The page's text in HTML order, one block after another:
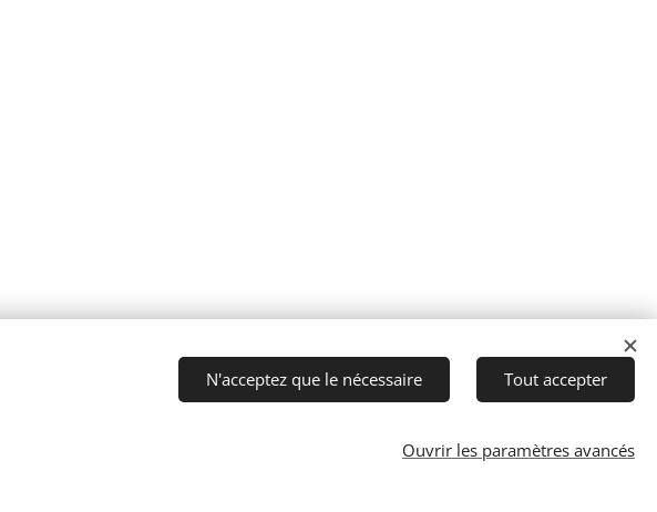
N'acceptez que le nécessaire Tout accepter
Ouvrir les paramètres avancés